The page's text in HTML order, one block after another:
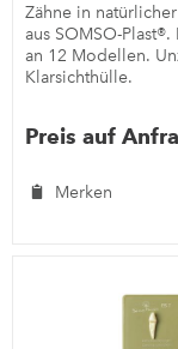
Zähne in
aus SOMSO-
an 12 Modellen.
Klarsichthülle.
Preis auf
Merken